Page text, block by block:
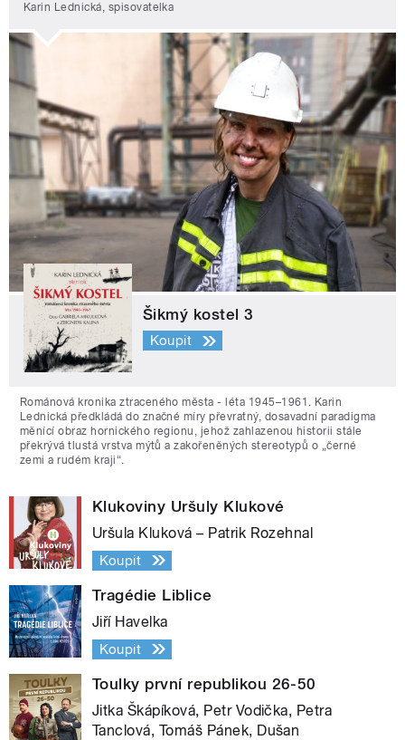
Karin Lednická, spisovatelka
Šikmý kostel 3
Koupit
Románová kronika ztraceného města - léta 1945–1961. Karin
Lednická předkládá do značné míry převratný, dosavadní paradigma
měnící obraz hornického regionu, jehož zahlazenou historii stále
překrývá tlustá vrstva mýtů a zakořeněných stereotypů o „černé
zemi a rudém kraji“.
Klukoviny Uršuly Klukové
Uršula Kluková – Patrik Rozehnal
Koupit
Tragédie Liblice
Jiří Havelka
Koupit
Toulky první republikou 26-50
Jitka Škápíková, Petr Vodička, Petra
Tanclová, Tomáš Pánek, Dušan